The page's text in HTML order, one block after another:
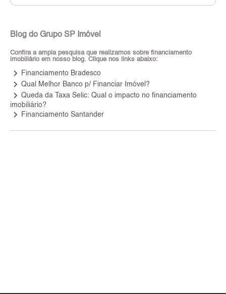
Blog do Grupo SP Imóvel
Confira a ampla pesquisa que realizamos sobre financiamento
imobiliário em nosso blog. Clique nos links abaixo:
keyboard_arrow_right Financiamento Bradesco
keyboard_arrow_right Qual Melhor Banco p/ Financiar Imóvel?
keyboard_arrow_right Queda da Taxa Selic: Qual o impacto no financiamento
imobiliário?
keyboard_arrow_right Financiamento Santander